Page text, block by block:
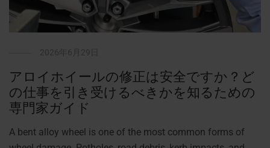
アロイホイールの修正は安全ですか？ど
の仕事を引き受けるべきかを知るための
専門家ガイド
A bent alloy wheel is one of the most common forms of